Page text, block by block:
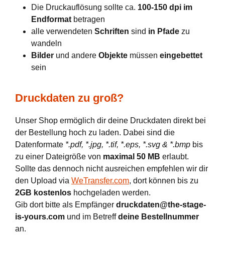
Die Druckauflösung sollte ca. 100-150 dpi im
Endformat betragen
alle verwendeten Schriften sind in Pfade zu
wandeln
Bilder und andere Objekte müssen eingebettet
sein
Druckdaten zu groß?
Unser Shop ermöglich dir deine Druckdaten direkt bei
der Bestellung hoch zu laden. Dabei sind die
Datenformate *.pdf, *.jpg, *.tif, *.eps, *.svg & *.bmp bis
zu einer Dateigröße von maximal 50 MB erlaubt.
Sollte das dennoch nicht ausreichen empfehlen wir dir
den Upload via WeTransfer.com, dort können bis zu
2GB kostenlos hochgeladen werden.
Gib dort bitte als Empfänger druckdaten@the-stage-
is-yours.com und im Betreffdeine Bestellnummer
an.